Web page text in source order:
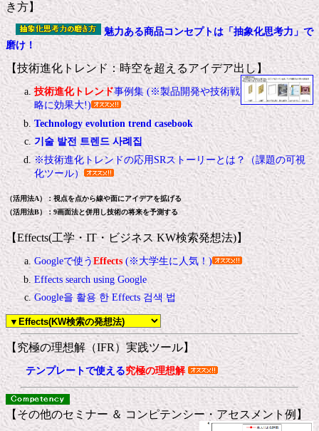
き方】
魅力ある商品コンセプトは「抽象化思考力」で
磨け！
【技術進化トレンド：時空を超えるアイデア出し】
技術進化トレンド事例集 (※製品開発や技術戦
略に効果大!)
Technology evolution trend casebook
기술 발전 트렌드 사례집
※技術進化トレンドの応用SRストーリーとは？（課題の可視
化ツール）
（活用法A）：視点を点から線や面にアイデアを拡げる
（活用法B）：9画面法と併用し技術の将来を予測する
【Effects(工学・IT・ビジネス KW検索発想法)】
Googleで使うEffects (※大学生に人気！)
Effects search using Google
Google을 활용 한 Effects 검색 법
【究極の理想解（IFR）実践ツール】
テンプレートで使える究極の理想解
【その他のセミナー ＆ コンピテンシー・アセスメント例】